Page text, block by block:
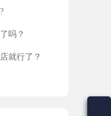
吗？
就行了？